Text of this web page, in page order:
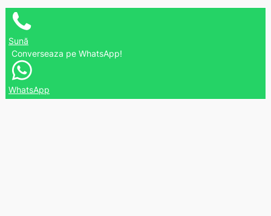
Sună
Converseaza pe WhatsApp!
WhatsApp